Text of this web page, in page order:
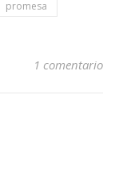
promesa
1 comentario